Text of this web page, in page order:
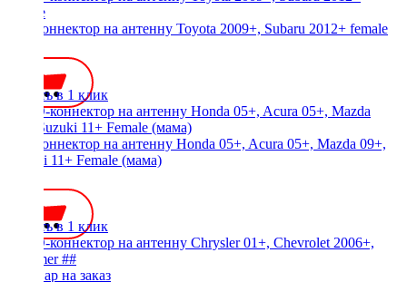
ISO-коннектор на антенну Toyota 2009+, Subaru 2012+ female
Купить в 1 клик
ISO-коннектор на антенну Honda 05+, Acura 05+, Mazda 09+,
Suzuki 11+ Female (мама)
Купить в 1 клик